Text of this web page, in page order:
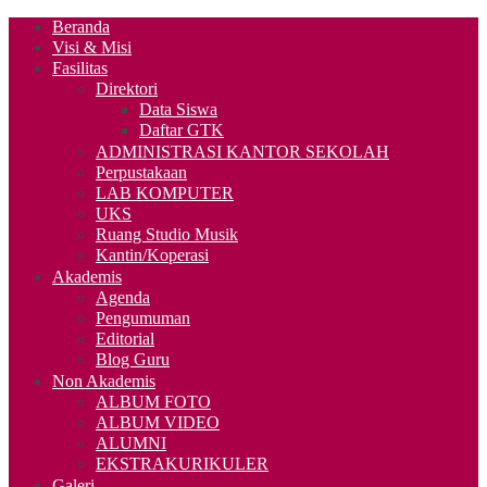
Beranda
Visi & Misi
Fasilitas
Direktori
Data Siswa
Daftar GTK
ADMINISTRASI KANTOR SEKOLAH
Perpustakaan
LAB KOMPUTER
UKS
Ruang Studio Musik
Kantin/Koperasi
Akademis
Agenda
Pengumuman
Editorial
Blog Guru
Non Akademis
ALBUM FOTO
ALBUM VIDEO
ALUMNI
EKSTRAKURIKULER